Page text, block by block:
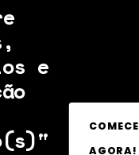
e
COMECE
AGORA!